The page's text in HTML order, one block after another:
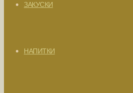
ЗАКУСКИ
НАПИТКИ